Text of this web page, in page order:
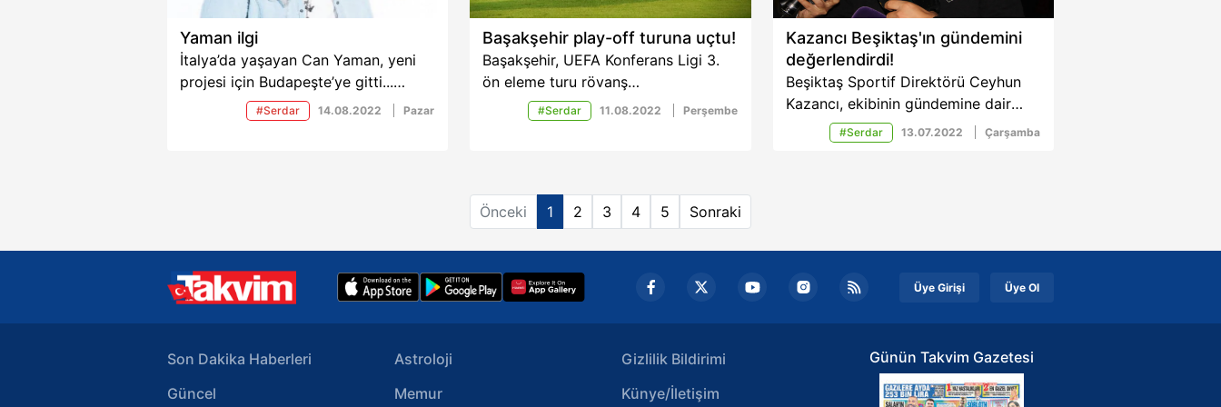
Yaman ilgi
İtalya’da yaşayan Can Yaman, yeni
projesi için Budapeşte’ye gitti...
Hayranları, yakışıklı oyuncunun
oteline akın etti. İşte sizler için
#Serdar 14.08.2022 Pazar
Başakşehir play-off turuna uçtu!
Başakşehir, UEFA Konferans Ligi 3.
ön eleme turu rövanş
karşılaşmasında Breidablik ile karşı
karşıyageldi. Temsilcimiz sahadan 3-
#Serdar 11.08.2022 Perşembe
Kazancı Beşiktaş'ın gündemini
değerlendirdi!
Beşiktaş Sportif Direktörü Ceyhun
Kazancı, ekibinin gündemine dair
önemli açıklamalarda bulundu. Siyah
beyazlıların transfer etmek istediği
#Serdar 13.07.2022 Çarşamba
Önceki 1 2 3 4 5 Sonraki
Üye Girişi Üye Ol
Son Dakika Haberleri
Güncel
Astroloji
Memur
Gizlilik Bildirimi
Künye/İletişim
Günün Takvim Gazetesi